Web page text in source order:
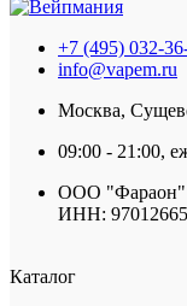
+7 (495) 032-
info@vapem.ru
Москва,
09:00 - 21:00,
ООО "Фараон"
ИНН:
Каталог